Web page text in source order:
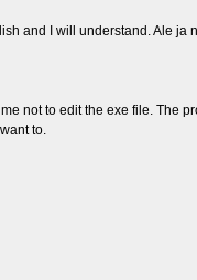
and I will understand. Ale
not to edit the exe file. The
to.